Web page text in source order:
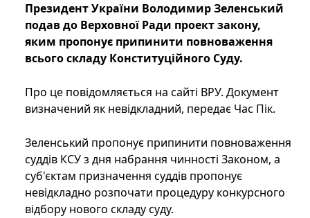
Президент України Володимир Зеленський
подав до Верховної Ради проект закону,
яким пропонує припинити повноваження
всього складу Конституційного Суду.
Про це повідомляється на сайті ВРУ. Документ
визначений як невідкладний, передає Час Пік.
Зеленський пропонує припинити повноваження
суддів КСУ з дня набрання чинності Законом, а
суб'єктам призначення суддів пропонує
невідкладно розпочати процедуру конкурсного
відбору нового складу суду.